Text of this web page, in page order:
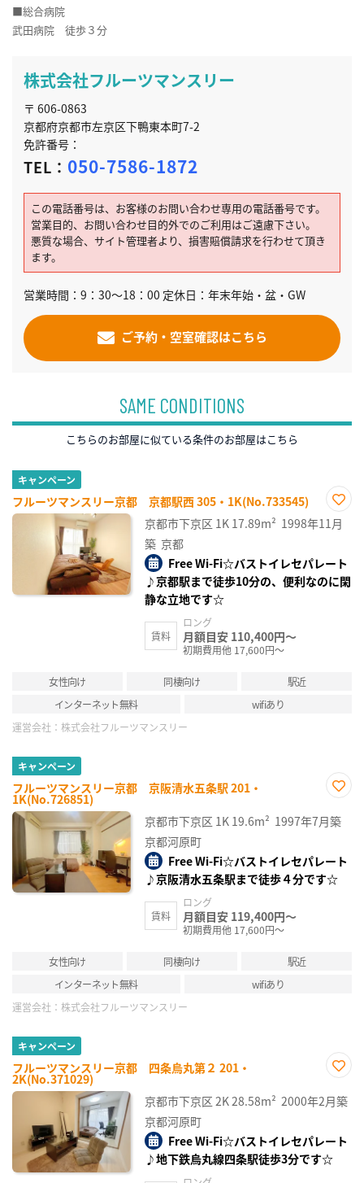
■総合病院
武田病院 徒歩３分
株式会社フルーツマンスリー
〒 606-0863
京都府京都市左京区下鴨東本町7-2
免許番号：
TEL： 050-7586-1872
この電話番号は、お客様のお問い合わせ専用の電話番号です。
営業目的、お問い合わせ目的外でのご利用はご遠慮下さい。
悪質な場合、サイト管理者より、損害賠償請求を行わせて頂き
ます。
営業時間：9：30～18：00 定休日：年末年始・盆・GW
ご予約・空室確認はこちら
SAME CONDITIONS
こちらのお部屋に似ている条件のお部屋はこちら
キャンペーン
フルーツマンスリー京都 京都駅西 305・1K(No.733545)
お気
に入
京都市下京区 1K 17.89m² 1998年11月
築 京都
Free Wi-Fi☆バストイレセパレート
♪京都駅まで徒歩10分の、便利なのに閑
静な立地です☆
賃料
ロング
月額目安 110,400円～
初期費用他 17,600円～
女性向け 同棲向け
駅近
インターネット無料
wifiあり
運営会社： 株式会社フルーツマンスリー
キャンペーン
フルーツマンスリー京都 京阪清水五条駅 201・
1K(No.726851)
に入
り登
京都市下京区 1K 19.6m² 1997年7月築
京都河原町
Free Wi-Fi☆バストイレセパレート
♪京阪清水五条駅まで徒歩４分です☆
賃料
ロング
月額目安 119,400円～
初期費用他 17,600円～
女性向け 同棲向け
駅近
インターネット無料
wifiあり
運営会社： 株式会社フルーツマンスリー
キャンペーン
フルーツマンスリー京都 四条烏丸第２ 201・
2K(No.371029)
に入
り登
京都市下京区 2K28.58m² 2000年2月築
京都河原町
Free Wi-Fi☆バストイレセパレート
♪地下鉄烏丸線四条駅徒歩3分です☆